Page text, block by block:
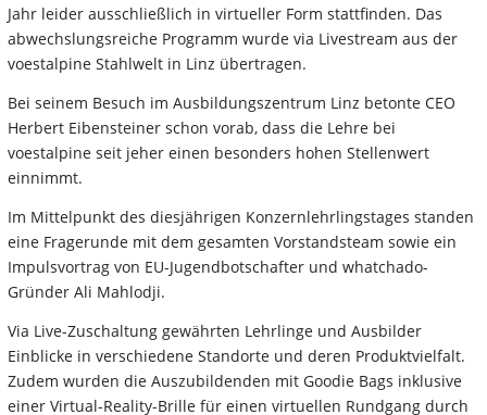
Jahr leider ausschließlich in virtueller Form stattfinden. Das
abwechslungsreiche Programm wurde via Livestream aus der
voestalpine Stahlwelt in Linz übertragen.
Bei seinem Besuch im Ausbildungszentrum Linz betonte CEO
Herbert Eibensteiner schon vorab, dass die Lehre bei
voestalpine seit jeher einen besonders hohen Stellenwert
einnimmt.
Im Mittelpunkt des diesjährigen Konzernlehrlingstages standen
eine Fragerunde mit dem gesamten Vorstandsteam sowie ein
Impulsvortrag von EU-Jugendbotschafter und whatchado-
Gründer Ali Mahlodji.
Via Live-Zuschaltung gewährten Lehrlinge und Ausbilder
Einblicke in verschiedene Standorte und deren Produktvielfalt.
Zudem wurden die Auszubildenden mit Goodie Bags inklusive
einer Virtual-Reality-Brille für einen virtuellen Rundgang durch